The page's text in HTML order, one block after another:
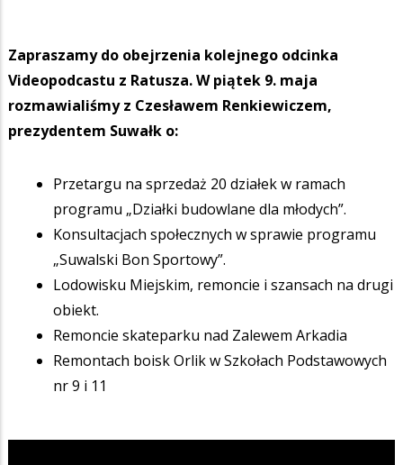
Zapraszamy do obejrzenia kolejnego odcinka
Videopodcastu z Ratusza. W piątek 9. maja
rozmawialiśmy z Czesławem Renkiewiczem,
prezydentem Suwałk o:
Przetargu na sprzedaż 20 działek w ramach
programu „Działki budowlane dla młodych”.
Konsultacjach społecznych w sprawie programu
„Suwalski Bon Sportowy”.
Lodowisku Miejskim, remoncie i szansach na drugi
obiekt.
Remoncie skateparku nad Zalewem Arkadia
Remontach boisk Orlik w Szkołach Podstawowych
nr 9 i 11